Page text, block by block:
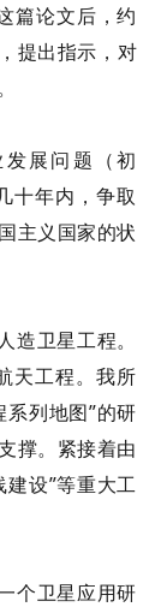
篇论文后，约
提出指示 ， 对
展问题（初
十年内，争取
主义国家的状
造卫星工程。
天工程。我所
系列地图”的研
撑。紧接着由
设”等重大工
个卫星应用研